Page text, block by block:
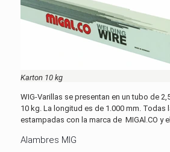
Karton 10 kg
WIG-Varillas se presentan en un tubo de
10 kg. La longitud es de 1.000 mm. Todas
estampadas con la marca de MIGAl.CO y
Alambres MIG